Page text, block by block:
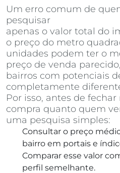
Um erro comum de
pesquisar
apenas o valor total do
o preço do metro
unidades podem ter o
preço de venda
bairros com potenciais
completamente
Por isso, antes de
compra quanto quem
uma pesquisa simples:
Consultar o preço
bairro em portais e
Comparar esse valor
perfil semelhante.